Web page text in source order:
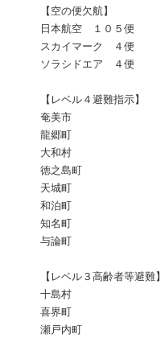
【空の便欠航】
日本航空 １０５便
スカイマーク ４便
ソラシドエア ４便
【レベル４避難指示】
奄美市
龍郷町
大和村
徳之島町
天城町
和泊町
知名町
与論町
【レベル３高齢者等避難】
十島村
喜界町
瀬戸内町